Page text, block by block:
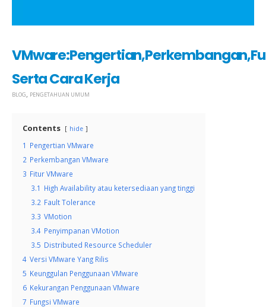
Serta Cara Kerja
BLOG PENGETAHUAN UMUM
Contents hide
1 Pengertian VMware
2 Perkembangan VMware
3 Fitur VMware
3.1 High Availability atau ketersediaan yang tinggi
3.2 Fault Tolerance
3.3 VMotion
3.4 Penyimpanan VMotion
3.5 Distributed Resource Scheduler
4 Versi VMware Yang Rilis
5 Keunggulan Penggunaan VMware
6 Kekurangan Penggunaan VMware
7 Fungsi VMware